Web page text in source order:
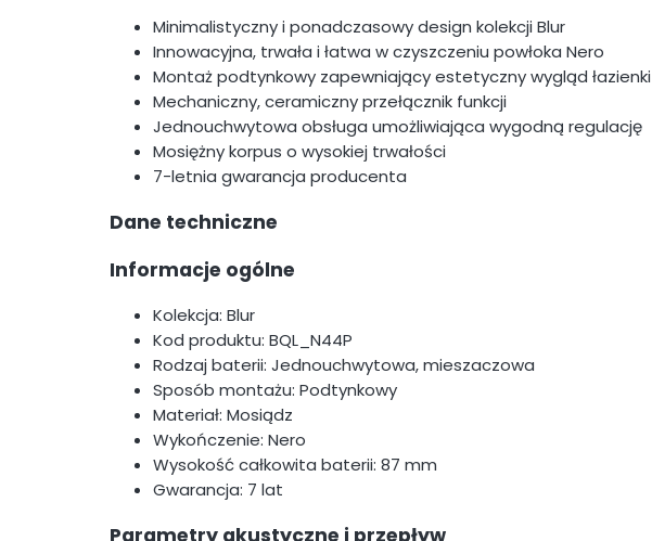
Minimalistyczny i ponadczasowy design kolekcji Blur
Innowacyjna, trwała i łatwa w czyszczeniu powłoka Nero
Montaż podtynkowy zapewniający estetyczny wygląd łazienki
Mechaniczny, ceramiczny przełącznik funkcji
Jednouchwytowa obsługa umożliwiająca wygodną regulację
Mosiężny korpus o wysokiej trwałości
7-letnia gwarancja producenta
Dane techniczne
Informacje ogólne
Kolekcja: Blur
Kod produktu: BQL_N44P
Rodzaj baterii: Jednouchwytowa, mieszaczowa
Sposób montażu: Podtynkowy
Materiał: Mosiądz
Wykończenie: Nero
Wysokość całkowita baterii: 87 mm
Gwarancja: 7 lat
Parametry akustyczne i przepływ